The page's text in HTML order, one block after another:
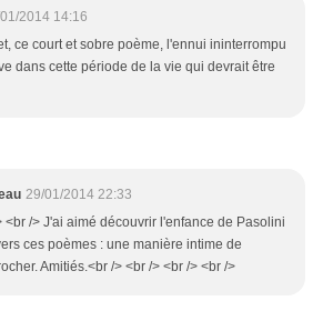
2014 14:16
ce court et sobre poème, l'ennui ininterrompu
dans cette période de la vie qui devrait être
29/01/2014 22:33
<br /> J'ai aimé découvrir l'enfance de Pasolini
ces poèmes : une manière intime de
Amitiés.<br /> <br /> <br /> <br />